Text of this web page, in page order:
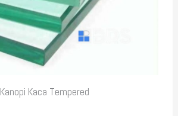
Kanopi Kaca Tempered